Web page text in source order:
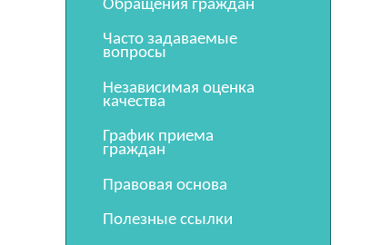
Обращения граждан
Часто задаваемые
вопросы
Независимая оценка
качества
График приема
граждан
Правовая основа
Полезные ссылки